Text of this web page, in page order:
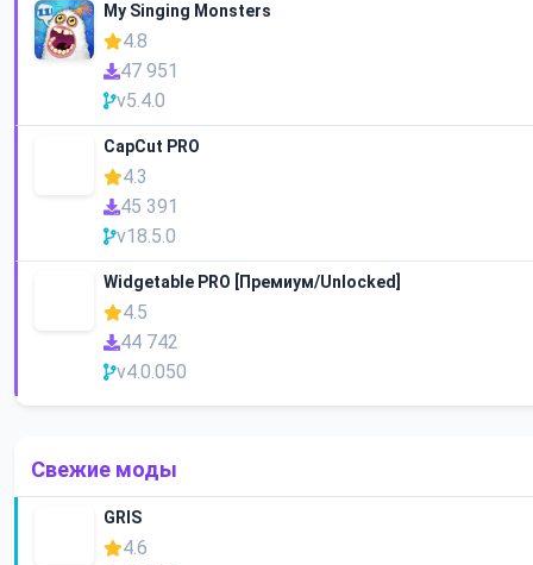
My Singing Monsters
4.8
47 951
v5.4.0
CapCut PRO
4.3
45 391
v18.5.0
Widgetable PRO [Премиум/Unlocked]
4.5
44 742
v4.0.050
Свежие моды
GRIS
4.6